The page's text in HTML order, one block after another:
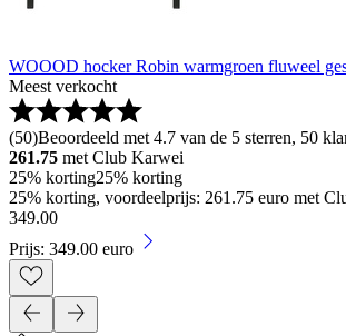
WOOOD hocker Robin warmgroen fluweel
Meest verkocht
(50)Beoordeeld met 4.7 van de 5 sterren, 50
261.75 met Club Karwei
25% korting25% korting
25% korting, voordeelprijs: 261.75 euro met
349.00
Prijs: 349.00 euro